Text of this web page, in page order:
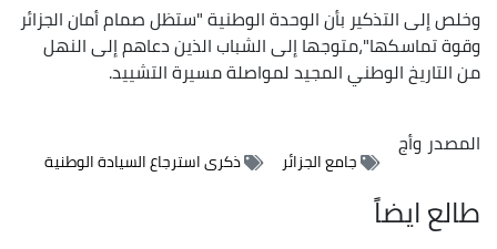
وخلص إلى التذكير بأن الوحدة الوطنية "ستظل صمام أمان الجزائر
وقوة تماسكها"،متوجها إلى الشباب الذين دعاهم إلى النهل
من التاريخ الوطني المجيد لمواصلة مسيرة التشييد.
المصدروأج
جامع الجزائر ذكرى استرجاع السيادة الوطنية
طالع ايضاً